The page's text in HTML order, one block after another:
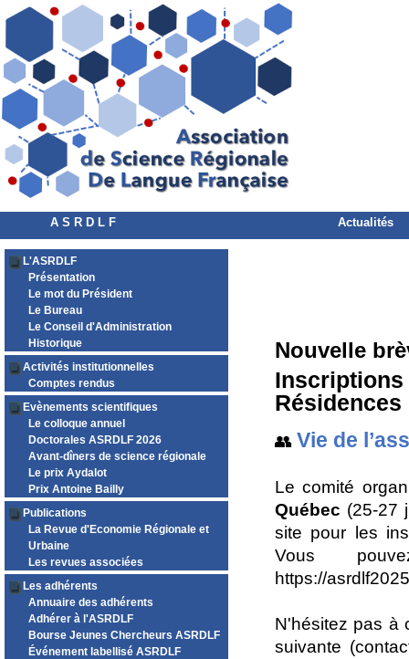
A S R D L F Actualités
L'ASRDLF
Présentation
Le mot du Président
Le Bureau
Le Conseil d'Administration
Historique
Activités institutionnelles
Comptes rendus
Evènements scientifiques
Le colloque annuel
Doctorales ASRDLF 2026
Avant-dîners de science régionale
Le prix Aydalot
Prix Antoine Bailly
Publications
La Revue d'Economie Régionale et
Urbaine
Les revues associées
Les adhérents
Annuaire des adhérents
Adhérer à l'ASRDLF
Bourse Jeunes Chercheurs ASRDLF
Événement labellisé ASRDLF
Nouvelle
Inscriptions
👥 Vie de
Le comité
Québec (25-27
site pour les
Vous
https://
N'hésitez pas à
suivante